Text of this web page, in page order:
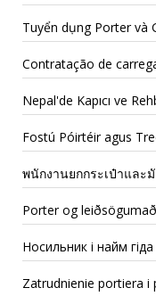
Tuyển dụng Porter và
Contratação de
Nepal'de Kapıcı ve
Fostú Póirtéir agus
พนักงานยกกระเป๋าและ
Porter og
Носильник і найм
Zatrudnienie portiera i